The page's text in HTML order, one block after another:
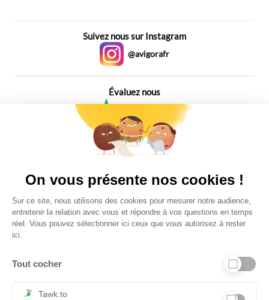
Suivez nous sur Instagram
@avigorafr
Évaluez nous
Plus de 650 Avis
On vous présente nos cookies !
Sur ce site, nous utilisons des cookies pour mesurer notre audience,
entretenir la relation avec vous et répondre à vos questions en temps
réel. Vous pouvez sélectionner ici ceux que vous autorisez à rester
ici.
Tout cocher
Tawk.to